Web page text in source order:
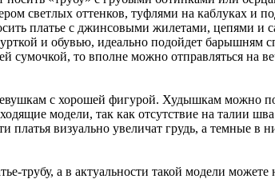
светлых оттенков, туфлями на каблуках и
платье с джинсовыми жилетами, цепями и
и обувью, идеально подойдет барышням
сумочкой, то вполне можно отправляться на
с хорошей фигурой. Худышкам можно
модели, так как отсутствие на талии шва
платья визуально увеличат грудь, а темные в
трубу, а в актуальности такой модели можете